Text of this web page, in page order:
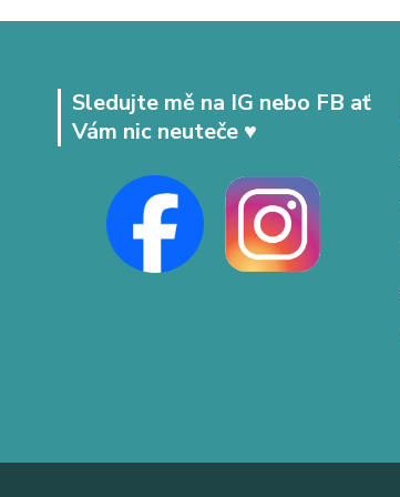
Sledujte mě na IG nebo FB ať
Vám nic neuteče ♥